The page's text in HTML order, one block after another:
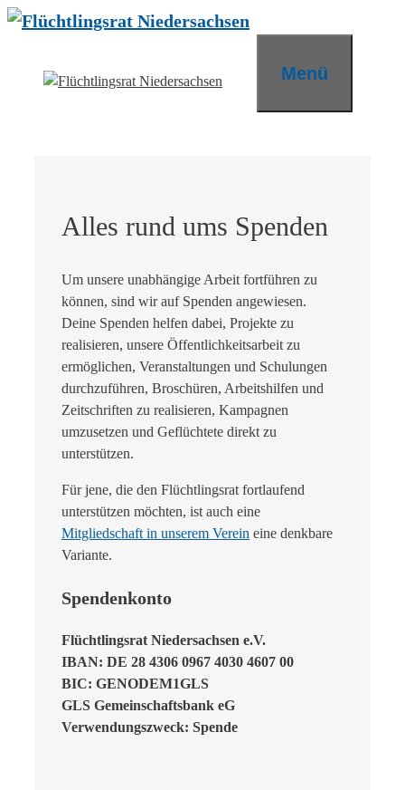
Zum
Menü
Alles rund ums Spenden
Um unsere unabhängige Arbeit fortführen zu
können, sind wir auf Spenden angewiesen.
Deine Spenden helfen dabei, Projekte zu
realisieren, unsere Öffentlichkeitsarbeit zu
ermöglichen, Veranstaltungen und Schulungen
durchzuführen, Broschüren, Arbeitshilfen und
Zeitschriften zu realisieren, Kampagnen
umzusetzen und Geflüchtete direkt zu
unterstützen.
Für jene, die den Flüchtlingsrat fortlaufend
unterstützen möchten, ist auch eine
Mitgliedschaft in unserem Verein eine denkbare
Variante.
Spendenkonto
Flüchtlingsrat Niedersachsen e.V.
IBAN: DE 28 4306 0967 4030 4607 00
BIC: GENODEM1GLS
GLS Gemeinschaftsbank eG
Verwendungszweck: Spende